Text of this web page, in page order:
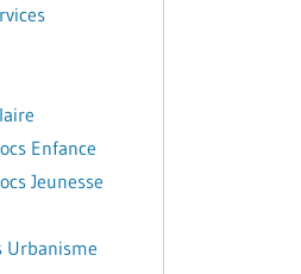
Enfance
Jeunesse
Urbanisme